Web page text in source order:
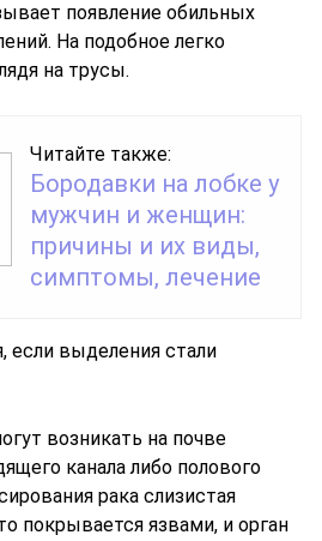
появление обильных
На подобное легко
на трусы.
Читайте также:
Бородавки на лобке у
мужчин и женщин:
причины и их виды,
симптомы, лечение
если выделения стали
возникать на почве
канала либо полового
рака слизистая
покрывается язвами, и орган